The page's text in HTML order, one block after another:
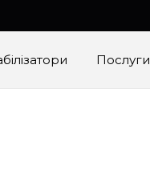
Послуги